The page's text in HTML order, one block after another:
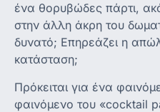
ένα θορυβώδες πάρτι,
στην άλλη άκρη του
δυνατό; Επηρεάζει η
κατάσταση;
Πρόκειται για ένα
φαινόμενο του «cocktail